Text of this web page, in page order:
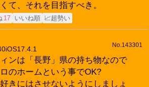
て、それを目指すべき。
17 いいね順 📈超勢い
iOS17.4.1
No.143301
ンは「長野」県の持ち物なので
のホームという事でOK?
きにはさせないようにしましょ